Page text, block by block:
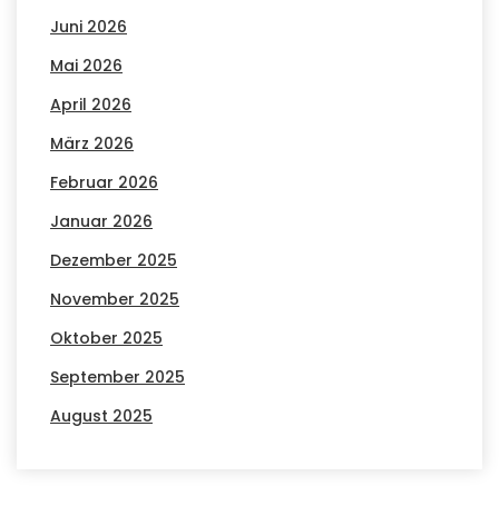
Juni 2026
Mai 2026
April 2026
März 2026
Februar 2026
Januar 2026
Dezember 2025
November 2025
Oktober 2025
September 2025
August 2025